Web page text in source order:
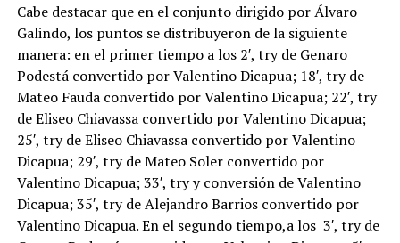
Cabe destacar que en el conjunto dirigido por Álvaro
Galindo, los puntos se distribuyeron de la siguiente
manera: en el primer tiempo a los 2′, try de Genaro
Podestá convertido por Valentino Dicapua; 18′, try de
Mateo Fauda convertido por Valentino Dicapua; 22′, try
de Eliseo Chiavassa convertido por Valentino Dicapua;
25′, try de Eliseo Chiavassa convertido por Valentino
Dicapua; 29′, try de Mateo Soler convertido por
Valentino Dicapua; 33′, try y conversión de Valentino
Dicapua; 35′, try de Alejandro Barrios convertido por
Valentino Dicapua. En el segundo tiempo,a los 3′, try de